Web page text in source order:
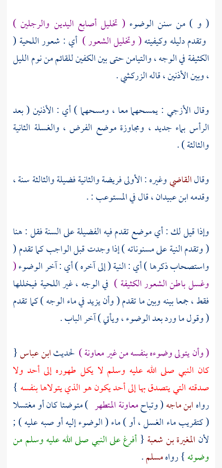
( و ) من سنن الوضوء ( تخليل أصابع اليدين والرجلين )
وتقدم دليله وكيفيته( وتخليل الشعور ) أي : شعور اللحية (
الكثيفة في الوجه ، والتيامن حتى بين الكفين للقائم من نوم الليل
، وبين الأذنين ، قالهالزركشي.
وقال الأزجي : يمسحهما معا ، ومسحهما ) أي : الأذنين ( بعد
الرأس بماء جديد ، ومجاوزة موضع الفرض ، والغسلة الثانية
والثالثة ) .
وقالالقاضيوغيره : الأولى فريضة والثانية فضيلة والثالثة سنة ،
وقدمهابن عبيدان، قال في المستوعب : .
وإذا قيل لك : أي موضع تقدم فيه الفضيلة على السنة فقل : هنا
( وتقدم النية على مسنوناته ) إذا وجدت قبل الواجب كما تقدم (
واستصحاب ذكرها ) أي : النية ( إلى آخره ) أي : آخر الوضوء(
وغسل باطن الشعور الكثيفة ) في الوجه ، غير اللحية فيخللها
فقط ، جمعا بينه وبين ما تقدم ( وأن يزيد في ماء الوجه ) كما تقدم
( وقول ما ورد بعد الوضوء ، ويأتي ) آخر الباب .
( وأن يتولى وضوءه بنفسه من غير معاونة ) لحديثابن عباس{
كان النبي صلى الله عليه وسلم لا يكل طهوره إلى أحد ولا
صدقته التي يتصدق بها إلى أحد يكون هو الذي يتولاها بنفسه }
رواهابن ماجه( وتباحمعاونة المتطهر ) متوضئا كان أو مغتسلا
( كتقريب ماء الغسل ، أو ) ماء ( الوضوء إليه أو صبه عليه ) ;
لأن المغيرة بن شعبة { أفرغ على النبي صلى الله عليه وسلم من
وضوئه} رواهمسلم.